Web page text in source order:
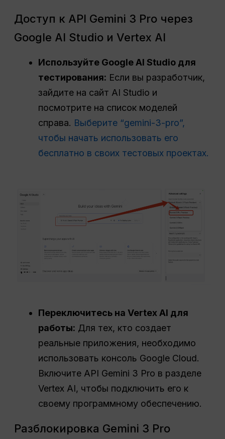
Доступ к API Gemini 3 Pro через
Google AI Studio и Vertex AI
Используйте Google AI Studio для
тестирования: Если вы разработчик,
зайдите на сайт AI Studio и
посмотрите на список моделей
справа. Выберите “gemini-3-pro”,
чтобы начать использовать его
бесплатно в своих тестовых проектах.
Переключитесь на Vertex AI для
работы: Для тех, кто создает
реальные приложения, необходимо
использовать консоль Google Cloud.
Включите API Gemini 3 Pro в разделе
Vertex AI, чтобы подключить его к
своему программному обеспечению.
Разблокировка Gemini 3 Pro